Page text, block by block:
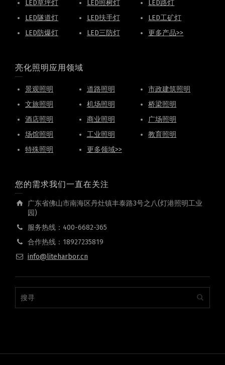
LED草坪灯
LED照树灯
LED路灯
LED隧道灯
LED扶手灯
LED工矿灯
LED防爆灯
LED三防灯 更多产品>>
亮化照明应用领域
景观照明 道路照明
市政建筑照明
文旅照明
机场照明
桥梁照明
酒店照明
商业照明
广场照明
场馆照明
工业照明
教育照明
特殊照明
更多领域>>
您的需求我们一直在关注
广东省佛山市南海区丹灶镇丰泰路3号之八(灯港照明工业
园)
服务热线：400-6682-365
合作热线：18927235819
info@liteharbor.cn